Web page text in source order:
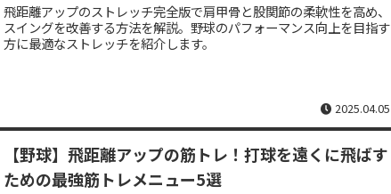
飛距離アップのストレッチ完全版で肩甲骨と股関節の柔軟性を高め、
スイングを改善する方法を解説。野球のパフォーマンス向上を目指す
方に最適なストレッチを紹介します。
2025.04.05
【野球】飛距離アップの筋トレ！打球を遠くに飛ばす
ための最強筋トレメニュー5選